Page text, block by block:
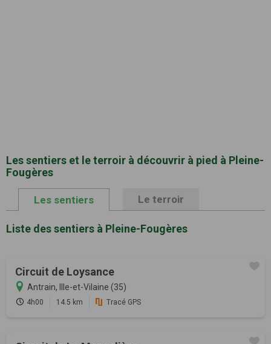
Les sentiers et le terroir à découvrir à pied à Pleine-
Fougères
Les sentiers Le terroir
Liste des sentiers à Pleine-Fougères
Circuit de Loysance
Antrain, Ille-et-Vilaine (35)
4h00 14.5 km Tracé GPS